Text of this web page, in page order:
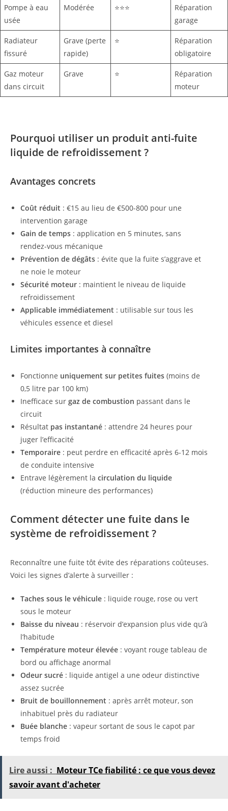
Pompe à eau
usée
Modérée ⭐⭐⭐
Réparation
garage
Radiateur
fissuré
Grave (perte
rapide)
⭐
Réparation
obligatoire
Gaz moteur
dans circuit
Grave ⭐
Réparation
moteur
Pourquoi utiliser un produit anti-fuite
liquide de refroidissement ?
Avantages concrets
Coût réduit : €15 au lieu de €500-800 pour une
intervention garage
Gain de temps : application en 5 minutes, sans
rendez-vous mécanique
Prévention de dégâts : évite que la fuite s’aggrave et
ne noie le moteur
Sécurité moteur : maintient le niveau de liquide
refroidissement
Applicable immédiatement : utilisable sur tous les
véhicules essence et diesel
Limites importantes à connaître
Fonctionne uniquement sur petites fuites (moins de
0,5 litre par 100 km)
Inefficace sur gaz de combustion passant dans le
circuit
Résultat pas instantané : attendre 24 heures pour
juger l’efficacité
Temporaire : peut perdre en efficacité après 6-12 mois
de conduite intensive
Entrave légèrement la circulation du liquide
(réduction mineure des performances)
Comment détecter une fuite dans le
système de refroidissement ?
Reconnaître une fuite tôt évite des réparations coûteuses.
Voici les signes d’alerte à surveiller :
Taches sous le véhicule : liquide rouge, rose ou vert
sous le moteur
Baisse du niveau : réservoir d’expansion plus vide qu’à
l’habitude
Température moteur élevée : voyant rouge tableau de
bord ou affichage anormal
Odeur sucré : liquide antigel a une odeur distinctive
assez sucrée
Bruit de bouillonnement : après arrêt moteur, son
inhabituel près du radiateur
Buée blanche : vapeur sortant de sous le capot par
temps froid
Lire aussi : Moteur TCe fiabilité : ce que vous devez
savoir avant d'acheter